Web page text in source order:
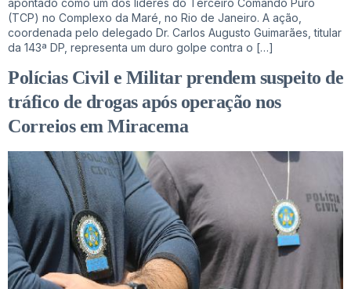
(TCP) no Complexo da Maré, no Rio de Janeiro. A ação,
coordenada pelo delegado Dr. Carlos Augusto Guimarães, titular
da 143ª DP, representa um duro golpe contra o […]
Polícias Civil e Militar prendem suspeito de
tráfico de drogas após operação nos
Correios em Miracema